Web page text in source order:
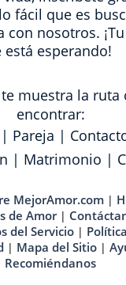
fácil que es
con nosotros.
está esperando!
muestra la ruta
encontrar:
Pareja |
| Matrimonio |
MejorAmor.com |
de Amor|
del Servicio |
| Mapa del Sitio |
Recomiéndanos